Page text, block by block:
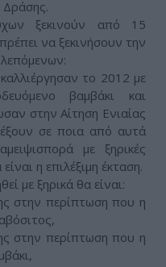
Δράσης.
ξεκινούν από 15
να ξεκινήσουν την
το 2012 με
βαμβάκι και
στην Αίτηση Ενιαίας
σε ποια από αυτά
με ξηρικές
η επιλέξιμη έκταση.
με ξηρικά θα είναι:
στην περίπτωση που η
στην περίπτωση που η